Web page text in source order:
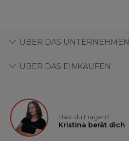
ÜBER DAS UNTERNEHMEN
ÜBER DAS EINKAUFEN
Hast du Fragen?
Kristina berät dich